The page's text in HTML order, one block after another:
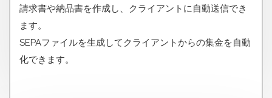
請求書や納品書を作成し、クライアントに自動送信でき
ます。
SEPAファイルを生成してクライアントからの集金を自動
化できます。